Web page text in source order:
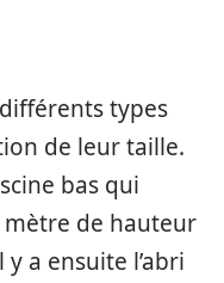
types
de leur taille.
bas qui
de hauteur
a ensuite l’abri